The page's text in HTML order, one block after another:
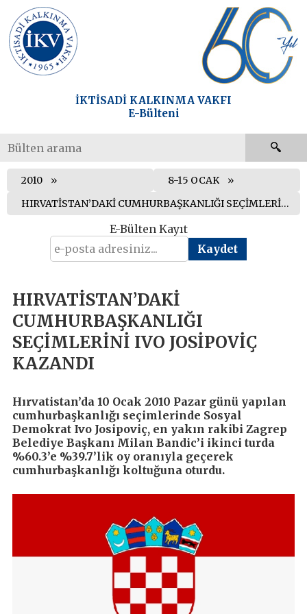
İKTİSADİ KALKINMA VAKFI
E-Bülteni
2010
8-15 OCAK
HIRVATİSTAN’DAKİ CUMHURBAŞKANLIĞI SEÇİMLERİNİ IVO JOSİPOVİÇ KAZANDI
E-Bülten Kayıt
HIRVATİSTAN’DAKİ
CUMHURBAŞKANLIĞI
SEÇİMLERİNİ IVO JOSİPOVİÇ
KAZANDI
Hırvatistan’da 10 Ocak 2010 Pazar günü yapılan
cumhurbaşkanlığı seçimlerinde Sosyal
Demokrat Ivo Josipoviç, en yakın rakibi Zagrep
Belediye Başkanı Milan Bandic’i ikinci turda
%60.3’e %39.7’lik oy oranıyla geçerek
cumhurbaşkanlığı koltuğuna oturdu.